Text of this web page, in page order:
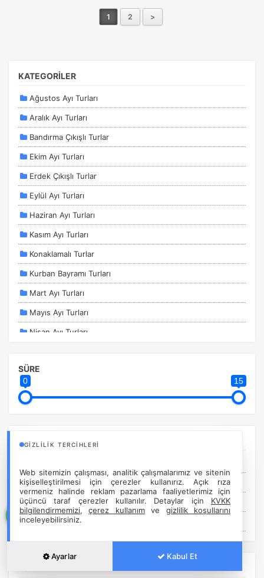
GIZLILIK TERCIHLERI
Web sitemizin çalışması, analitik çalışmalarımız ve sitenin
kişiselleştirilmesi için çerezler kullanırız. Açık rıza
vermeniz halinde reklam pazarlama faaliyetlerimiz için
üçüncü taraf çerezler kullanılır. Detaylar için KVKK
bilgilendirmemizi,çerez kullanımve gizlilik koşullarını
inceleyebilirsiniz.
Ayarlar Kabul Et
1 2 >
KATEGORİLER
Ağustos Ayı Turları
Aralık Ayı Turları
Bandırma Çıkışlı Turlar
Ekim Ayı Turları
Erdek Çıkışlı Turlar
Eylül Ayı Turları
Haziran Ayı Turları
Kasım Ayı Turları
Konaklamalı Turlar
Kurban Bayramı Turları
Mart Ayı Turları
Mayıs Ayı Turları
Nisan Ayı Turları
Sömestir Turları
Şubat ayı Turları
SÜRE
0 15
BöLGELER
Ege
Asya / Uzakdoğu
Avrupa